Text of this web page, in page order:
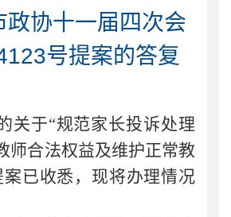
政协十一届四次会
号提案的答复
关于“规范家长投诉处理
师合法权益及维护正常教
案已收悉，现将办理情况